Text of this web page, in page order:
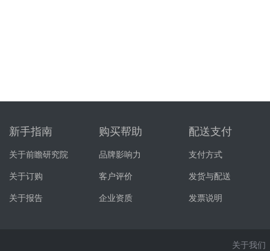
新手指南
关于前瞻研究院
关于订购
关于报告
购买帮助
品牌影响力
客户评价
企业资质
配送支付
支付方式
发货与配送
发票说明
关于我们